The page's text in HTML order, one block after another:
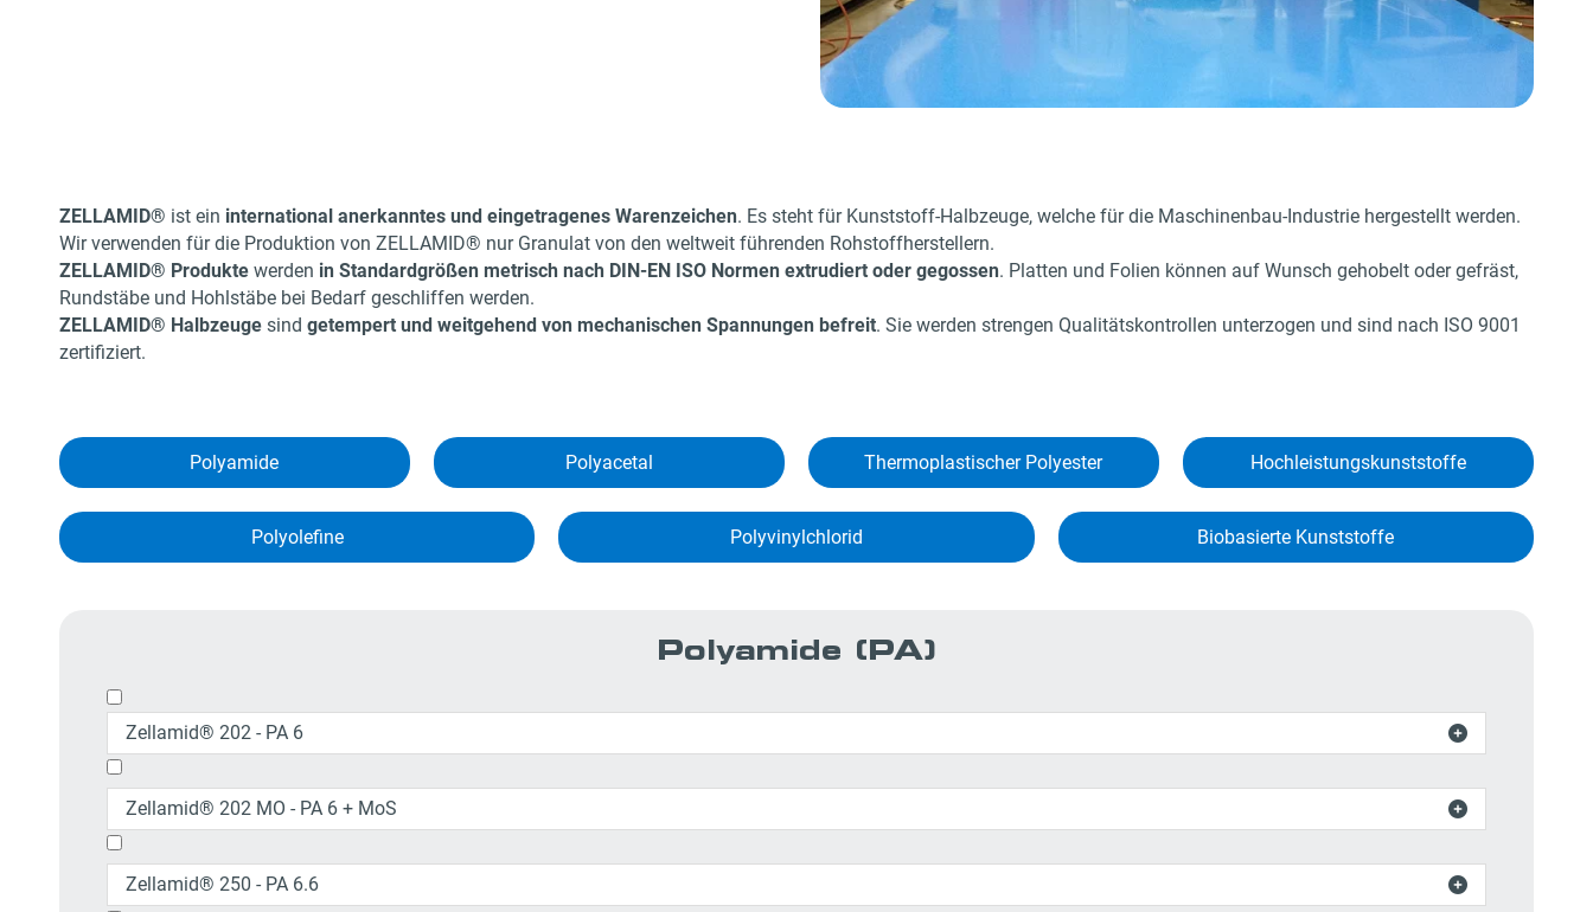
ZELLAMID® ist ein international anerkanntes und eingetragenes Waren­zeichen. Es steht für Kunststoff-Halbzeuge, welche für die Maschinenbau-Industrie hergestellt werden.
Wir verwenden für die Produktion von ZELLAMID® nur Granulat von den weltweit führenden Rohstoff­herstellern.
ZELLAMID® Produkte werden in Standard­größen metrisch nach DIN-EN ISO Normen extrudiert oder gegossen. Platten und Folien können auf Wunsch gehobelt oder gefräst,
Rundstäbe und Hohlstäbe bei Bedarf geschliffen werden.
ZELLAMID® Halbzeuge sind getempert und weitgehend von mechanischen Spannungen befreit. Sie werden strengen Qualitäts­kontrollen unterzogen und sind nach ISO 9001
zertifiziert.
Polyamide Polyacetal Thermo­plastischer Polyester Hochleistungs­kunststoffe
Polyolefine Polyvinyl­chlorid Biobasierte Kunststoffe
Polyamide (PA)
Zellamid® 202 - PA 6 
Zellamid® 202 MO - PA 6 + MoS 
Zellamid® 250 - PA 6.6 